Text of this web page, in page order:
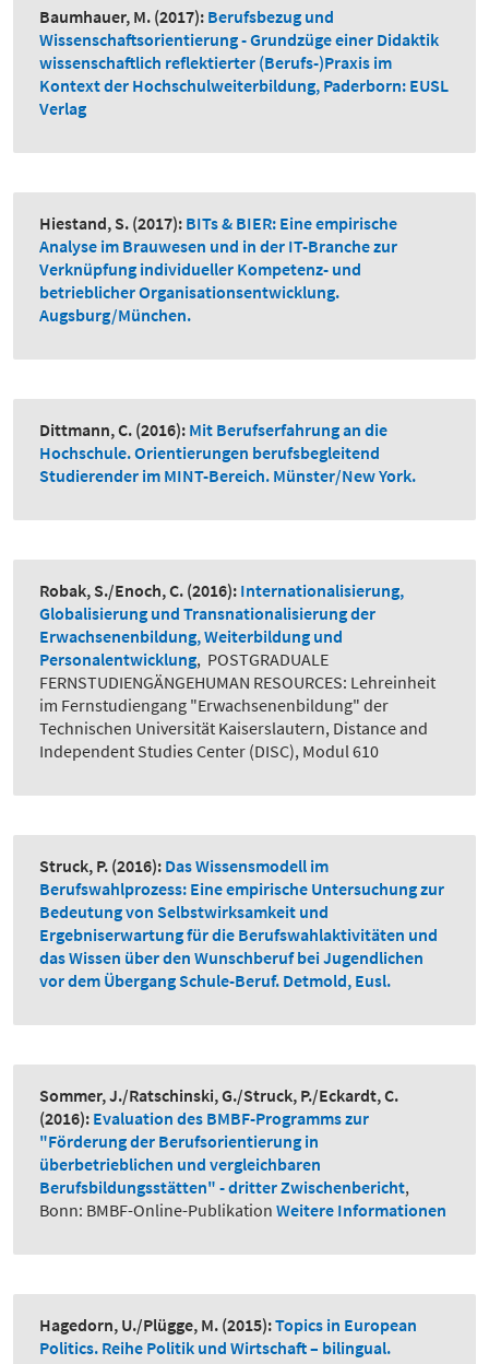
Baumhauer, M. (2017): Berufsbezug und
Wissenschaftsorientierung - Grundzüge einer Didaktik
wissenschaftlich reflektierter (Berufs-)Praxis im
Kontext der Hochschulweiterbildung, Paderborn: EUSL
Verlag
Hiestand, S. (2017): BITs & BIER: Eine empirische
Analyse im Brauwesen und in der IT-Branche zur
Verknüpfung individueller Kompetenz- und
betrieblicher Organisationsentwicklung.
Augsburg/München.
Dittmann, C. (2016): Mit Berufserfahrung an die
Hochschule. Orientierungen berufsbegleitend
Studierender im MINT-Bereich. Münster/New York.
Robak, S./Enoch, C. (2016): Internationalisierung,
Globalisierung und Transnationalisierung der
Erwachsenenbildung, Weiterbildung und
Personalentwicklung, POSTGRADUALE
FERNSTUDIENGÄNGEHUMAN RESOURCES: Lehreinheit
im Fernstudiengang "Erwachsenenbildung" der
Technischen Universität Kaiserslautern, Distance and
Independent Studies Center (DISC), Modul 610
Struck, P. (2016): Das Wissensmodell im
Berufswahlprozess: Eine empirische Untersuchung zur
Bedeutung von Selbstwirksamkeit und
Ergebniserwartung für die Berufswahlaktivitäten und
das Wissen über den Wunschberuf bei Jugendlichen
vor dem Übergang Schule-Beruf. Detmold, Eusl.
Sommer, J./Ratschinski, G./Struck, P./Eckardt, C.
(2016): Evaluation des BMBF-Programms zur
"Förderung der Berufsorientierung in
überbetrieblichen und vergleichbaren
Berufsbildungsstätten" - dritter Zwischenbericht,
Bonn: BMBF-Online-Publikation Weitere Informationen
Hagedorn, U./Plügge, M. (2015):Topics in European
Politics. Reihe Politik und Wirtschaft – bilingual.